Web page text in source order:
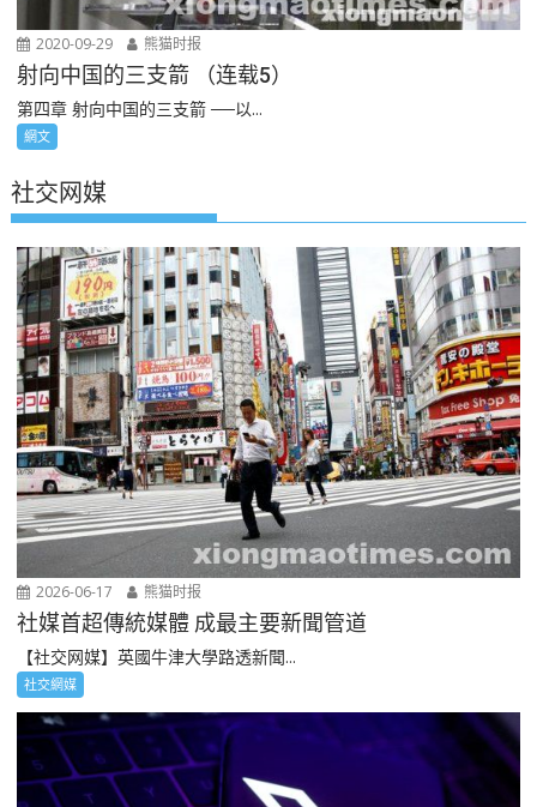
2020-09-29 熊猫时报
射向中国的三支箭 （连载5）
第四章 射向中国的三支箭 ──以...
網文
社交网媒
2026-06-17 熊猫时报
社媒首超傳統媒體 成最主要新聞管道
【社交网媒】英國牛津大學路透新聞...
社交網媒